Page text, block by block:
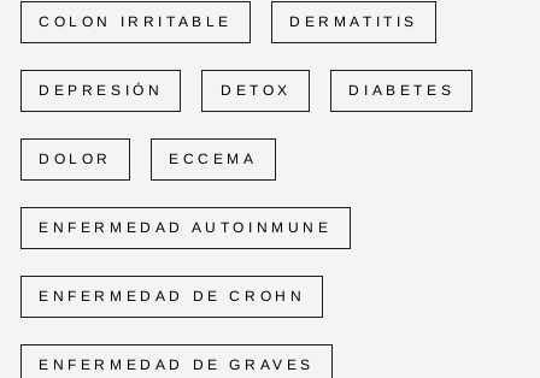
COLON IRRITABLE DERMATITIS
DEPRESIÓN DETOX DIABETES
DOLOR ECCEMA
ENFERMEDAD AUTOINMUNE
ENFERMEDAD DE CROHN
ENFERMEDAD DE GRAVES